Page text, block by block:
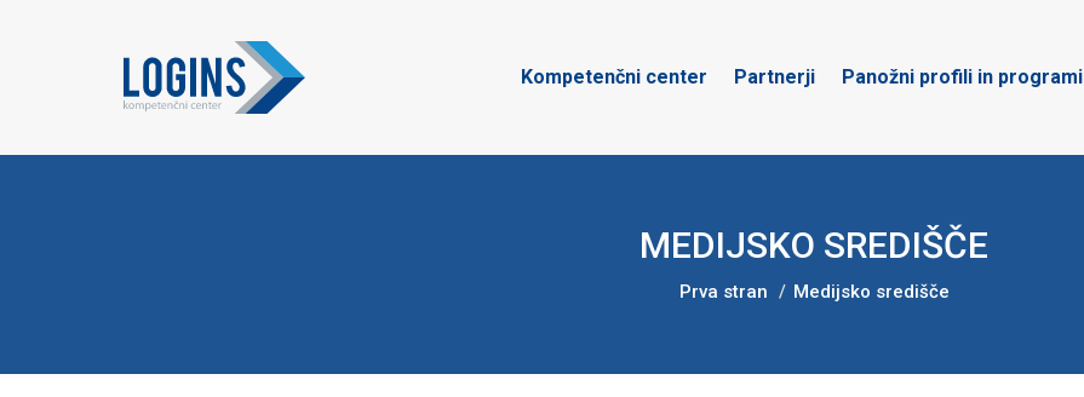
Kompetenčni center Partnerji Panožni profili in programi
MEDIJSKO SREDIŠČE
Prva stran Medijsko središče